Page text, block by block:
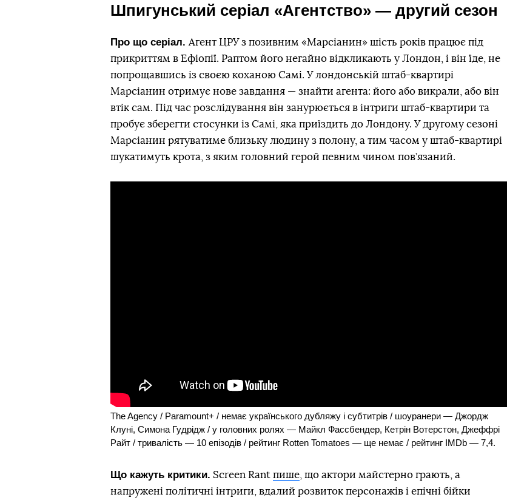
Шпигунський серіал «Агентство» — другий сезон
Про що серіал.Агент ЦРУ з позивним «Марсіанин» шість років працює під
прикриттям в Ефіопії. Раптом його негайно відкликають у Лондон, і він їде, не
попрощавшись із своєю коханою Самі. У лондонській штаб-квартирі
Марсіанин отримує нове завдання — знайти агента: його або викрали, або він
втік сам. Під час розслідування він занурюється в інтриги штаб-квартири та
пробує зберегти стосунки із Самі, яка приїздить до Лондону. У другому сезоні
Марсіанин рятуватиме близьку людину з полону, а тим часом у штаб-квартирі
шукатимуть крота, з яким головний герой певним чином пов’язаний.
The Agency / Paramount+ / немає українського дубляжу і субтитрів / шоуранери — Джордж
Клуні, Симона Гудрідж / у головних ролях — Майкл Фассбендер, Кетрін Вотерстон, Джеффрі
Райт / тривалість — 10 епізодів / рейтинг Rotten Tomatoes — ще немає / рейтинг IMDb — 7,4.
Що кажуть критики. Screen Rant пише , що актори майстерно грають, а
напружені політичні інтриги, вдалий розвиток персонажів і епічні бійки